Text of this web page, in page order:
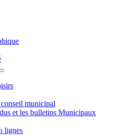
municipal
et les bulletins Municipaux
lignes